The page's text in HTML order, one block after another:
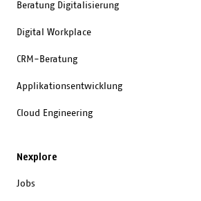
Beratung Digitalisierung
Digital Workplace
CRM-Beratung
Applikationsentwicklung
Cloud Engineering
Nexplore
Jobs